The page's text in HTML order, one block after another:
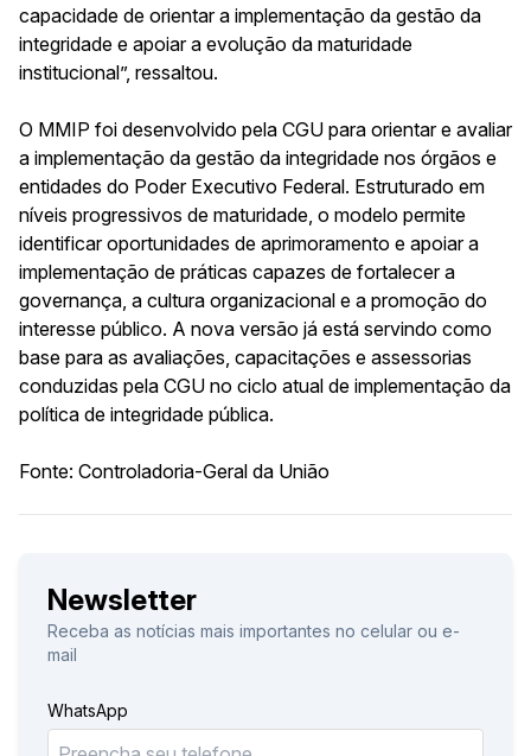
capacidade de orientar a implementação da gestão da
integridade e apoiar a evolução da maturidade
institucional”, ressaltou.
O MMIP foi desenvolvido pela CGU para orientar e avaliar
a implementação da gestão da integridade nos órgãos e
entidades do Poder Executivo Federal. Estruturado em
níveis progressivos de maturidade, o modelo permite
identificar oportunidades de aprimoramento e apoiar a
implementação de práticas capazes de fortalecer a
governança, a cultura organizacional e a promoção do
interesse público. A nova versão já está servindo como
base para as avaliações, capacitações e assessorias
conduzidas pela CGU no ciclo atual de implementação da
política de integridade pública.
Fonte: Controladoria-Geral da União
Newsletter
Receba as notícias mais importantes no celular ou e-
mail
WhatsApp